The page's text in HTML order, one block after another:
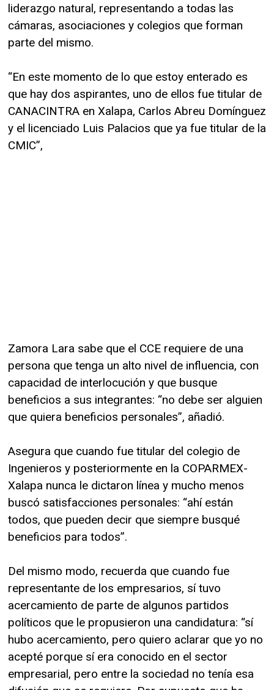
liderazgo natural, representando a todas las
cámaras, asociaciones y colegios que forman
parte del mismo.
“En este momento de lo que estoy enterado es
que hay dos aspirantes, uno de ellos fue titular de
CANACINTRA en Xalapa, Carlos Abreu Domínguez
y el licenciado Luis Palacios que ya fue titular de la
CMIC”,
Zamora Lara sabe que el CCE requiere de una
persona que tenga un alto nivel de influencia, con
capacidad de interlocución y que busque
beneficios a sus integrantes: “no debe ser alguien
que quiera beneficios personales”, añadió.
Asegura que cuando fue titular del colegio de
Ingenieros y posteriormente en la COPARMEX-
Xalapa nunca le dictaron línea y mucho menos
buscó satisfacciones personales: “ahí están
todos, que pueden decir que siempre busqué
beneficios para todos”.
Del mismo modo, recuerda que cuando fue
representante de los empresarios, sí tuvo
acercamiento de parte de algunos partidos
políticos que le propusieron una candidatura: “sí
hubo acercamiento, pero quiero aclarar que yo no
acepté porque sí era conocido en el sector
empresarial, pero entre la sociedad no tenía esa